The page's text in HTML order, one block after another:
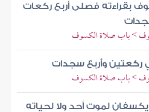
بقراءته فصلى أربع ركعات
> باب صلاة الكسوف
ركعتين وأربع سجدات
> باب صلاة الكسوف
لموت أحد ولا لحياته